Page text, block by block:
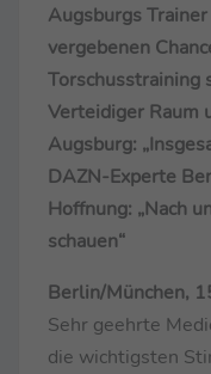
Augsburgs
vergebenen
Torschusstraining
Verteidiger Raum
Augsburg:
DAZN-Experte
Hoffnung: „Nach
schauen“
Berlin/München,
Sehr geehrte
die wichtigsten